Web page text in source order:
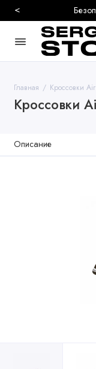
<
Главная Кроссовки
Кроссовки
Описание